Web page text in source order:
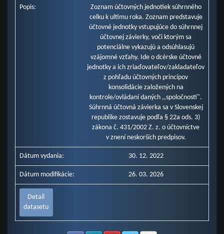
Popis:
Zoznam účtovných jednotiek súhrnného
celku k ultimu roka. Zoznam predstavuje
účtovné jednotky vstupujúce do súhrnnej
účtovnej závierky, voči ktorým sa
potenciálne vykazujú a odsúhlasujú
vzájomné vzťahy. Ide o dcérske účtovné
jednotky a ich zriaďovateľov/zakladateľov
z pohľadu účtovných princípov
konsolidácie založených na
kontrole/ovládaní daných ,,spoločností".
Súhrnná účtovná závierka sa v Slovenskej
republike zostavuje podľa § 22a ods. 3)
zákona č. 431/2002 Z. z. o účtovníctve
v znení neskorších predpisov.
Dátum vydania: 30. 12. 2022
Dátum modifikácie: 26. 03. 2026
Detail
datasetu